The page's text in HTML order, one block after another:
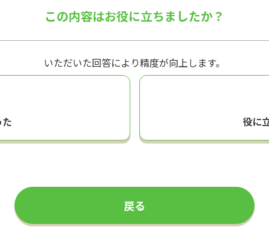
この内容はお役に立ちましたか？
いただいた回答により精度が向上します。
役に
戻る